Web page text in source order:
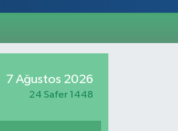
7 Ağustos 2026
24 Safer 1448